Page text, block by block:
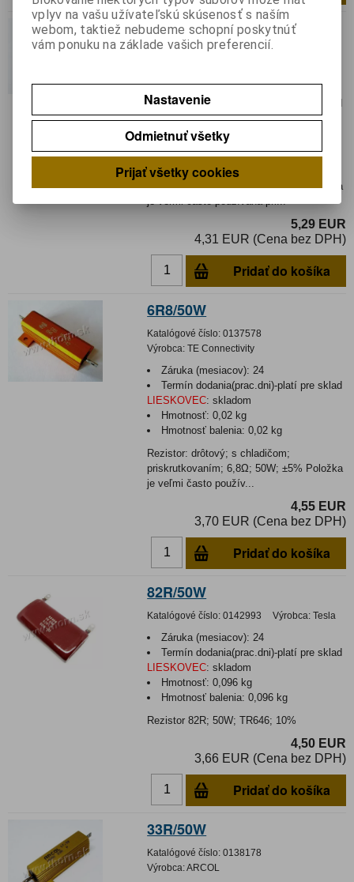
6R8/50W
Katalógové číslo:0111041
Záruka (mesiacov):24
Termín dodania(prac.dni)-platí pre sklad
LIESKOVEC:skladom
Hmotnosť:0,02 kg
Hmotnosť balenia:0,02 kg
Rezistor: drôtový s radiátorom;
priskrutkovaním; 6,8Ω; 50W; ±5% Položka
je veľmi často používaná pri...
5,29 EUR
4,31 EUR (Cena bez DPH)
Pridať do košíka
6R8/50W
Katalógové číslo: 0137578
Výrobca: TE Connectivity
Záruka (mesiacov): 24
Termín dodania(prac.dni)-platí pre sklad
LIESKOVEC: skladom
Hmotnosť:0,02 kg
Hmotnosť balenia:0,02 kg
Rezistor: drôtový; s chladičom;
priskrutkovaním; 6,8Ω; 50W; ±5% Položka
je veľmi často použív...
4,55 EUR
3,70 EUR (Cena bez DPH)
Pridať do košíka
82R/50W
Katalógové číslo: 0142993 Výrobca: Tesla
Záruka (mesiacov): 24
Termín dodania(prac.dni)-platí pre sklad
LIESKOVEC: skladom
Hmotnosť:0,096 kg
Hmotnosť balenia:0,096 kg
Rezistor 82R; 50W; TR646; 10%
4,50 EUR
3,66 EUR (Cena bez DPH)
Pridať do košíka
33R/50W
Katalógové číslo: 0138178
Výrobca:ARCOL
vplyv na vašu užívateľskú skúsenosť s naším
webom, taktiež nebudeme schopní poskytnúť
vám ponuku na základe vašich preferencií.
Nastavenie
Odmietnuť všetky
Prijať všetky cookies